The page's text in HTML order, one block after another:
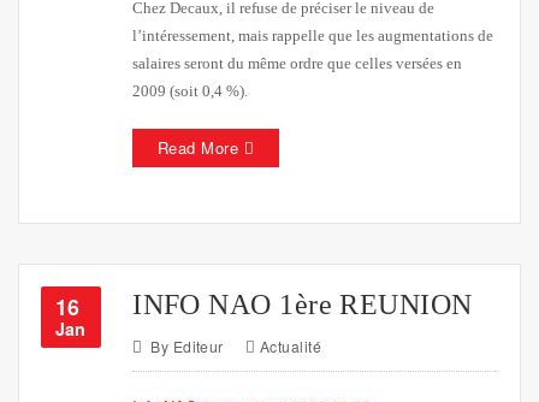
Chez Decaux, il refuse de préciser le niveau de
l’intéressement, mais rappelle que les augmentations de
salaires seront du même ordre que celles versées en
2009 (soit 0,4 %).
Read More
16
Jan
INFO NAO 1ère REUNION
By Editeur Actualité